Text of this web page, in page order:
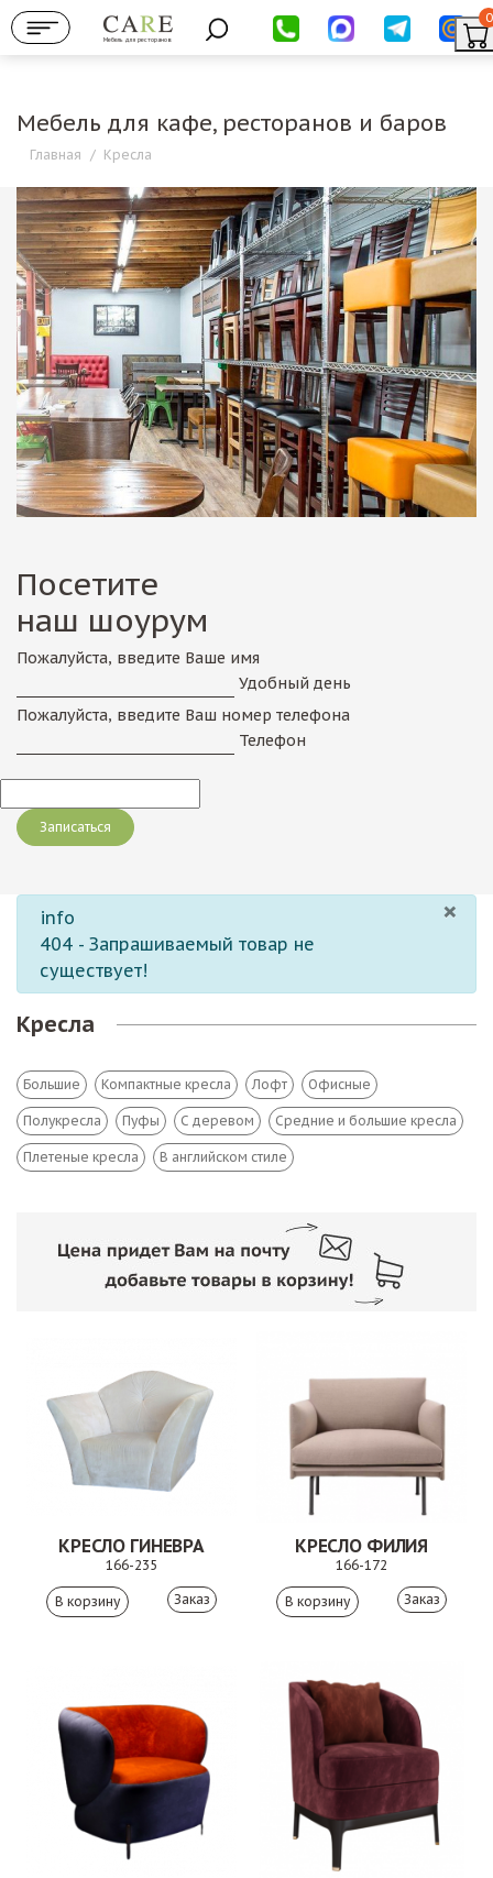
Мебель для ресторанов
0
Мебель для кафе, ресторанов и баров
Главная / Кресла
Посетите
наш шоурум
Пожалуйста, введите Ваше имя
Удобный день
Пожалуйста, введите Ваш номер телефона
Телефон
×
info
404 - Запрашиваемый товар не
существует!
Кресла
Большие Компактные кресла Лофт Офисные
Полукресла Пуфы С деревом Средние и большие кресла
Плетеные кресла В английском стиле
КРЕСЛО ГИНЕВРА
166-235
Заказ
КРЕСЛО ФИЛИЯ
166-172
Заказ